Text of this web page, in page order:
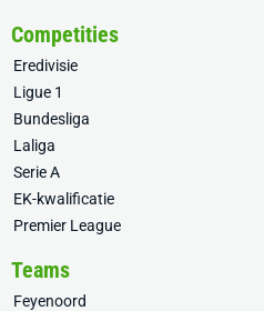
Competities
Eredivisie
Ligue 1
Bundesliga
Laliga
Serie A
EK-kwalificatie
Premier League
Teams
Feyenoord